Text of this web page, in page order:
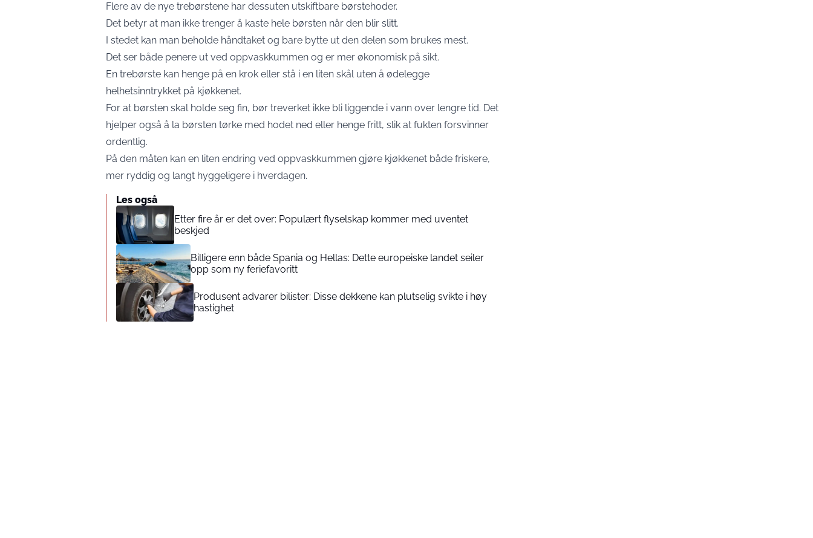
Flere av de nye trebørstene har dessuten utskiftbare børstehoder.
Det betyr at man ikke trenger å kaste hele børsten når den blir slitt.
I stedet kan man beholde håndtaket og bare bytte ut den delen som brukes mest.
Det ser både penere ut ved oppvaskkummen og er mer økonomisk på sikt.
En trebørste kan henge på en krok eller stå i en liten skål uten å ødelegge
helhetsinntrykket på kjøkkenet.
For at børsten skal holde seg fin, bør treverket ikke bli liggende i vann over lengre tid. Det
hjelper også å la børsten tørke med hodet ned eller henge fritt, slik at fukten forsvinner
ordentlig.
På den måten kan en liten endring ved oppvaskkummen gjøre kjøkkenet både friskere,
mer ryddig og langt hyggeligere i hverdagen.
Les også
Etter fire år er det over: Populært flyselskap kommer med uventet
beskjed
Billigere enn både Spania og Hellas: Dette europeiske landet seiler
opp som ny feriefavoritt
Produsent advarer bilister: Disse dekkene kan plutselig svikte i høy
hastighet